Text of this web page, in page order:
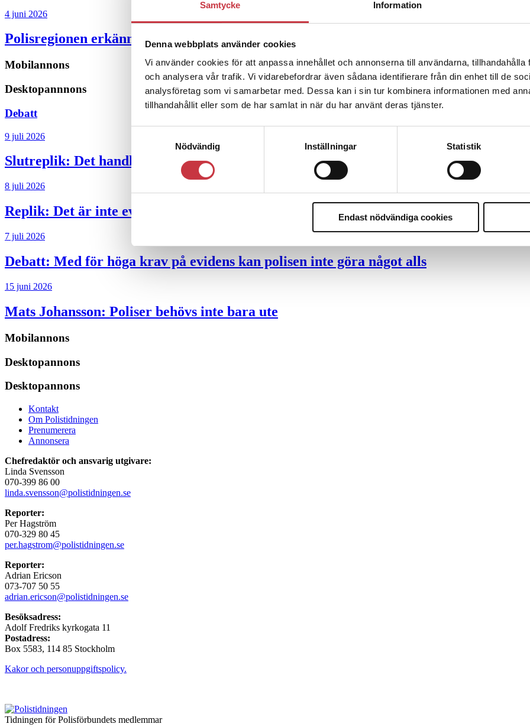
Samtycke Information
Denna webbplats använder cookies
Vi använder cookies för att anpassa innehållet och annonserna till användarna,
och analysera vår trafik. Vi vidarebefordrar även sådana identifierare från din enhet till de
analysföretag som vi samarbetar med. Dessa kan i sin tur kombinera informationen med
tillhandahållit eller som de har samlat in när du har använt deras tjänster.
Nödvändig
Inställningar Statistik
Endast nödvändiga cookies
4 juni 2026
Polisregionen erkänner fel: ”Kommer att rättas till”
Mobilannons
Desktopannnons
Debatt
9 juli 2026
Slutreplik: Det handlar om kunskapsstyrning – inte om forskarnas motiv
8 juli 2026
Replik: Det är inte evidenskrav som bakbinder polisen
7 juli 2026
Debatt: Med för höga krav på evidens kan polisen inte göra något alls
15 juni 2026
Mats Johansson: Poliser behövs inte bara ute
Mobilannons
Desktopannons
Desktopannons
Kontakt
Om Polistidningen
Prenumerera
Annonsera
Chefredaktör och ansvarig utgivare:
Linda Svensson
070-399 86 00
linda.svensson@polistidningen.se
Reporter:
Per Hagström
070-329 80 45
per.hagstrom@polistidningen.se
Reporter:
Adrian Ericson
073-707 50 55
adrian.ericson@polistidningen.se
Besöksadress:
Adolf Fredriks kyrkogata 11
Postadress:
Box 5583, 114 85 Stockholm
Kakor och personuppgiftspolicy.
Tidningen för Polisförbundets medlemmar